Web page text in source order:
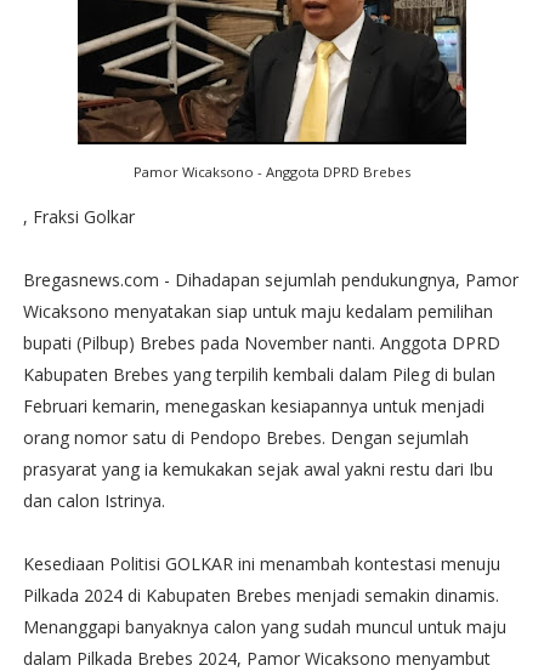
Pamor Wicaksono - Anggota DPRD Brebes
, Fraksi Golkar
Bregasnews.com - Dihadapan sejumlah pendukungnya, Pamor
Wicaksono menyatakan siap untuk maju kedalam pemilihan
bupati (Pilbup) Brebes pada November nanti. Anggota DPRD
Kabupaten Brebes yang terpilih kembali dalam Pileg di bulan
Februari kemarin, menegaskan kesiapannya untuk menjadi
orang nomor satu di Pendopo Brebes. Dengan sejumlah
prasyarat yang ia kemukakan sejak awal yakni restu dari Ibu
dan calon Istrinya.
Kesediaan Politisi GOLKAR ini menambah kontestasi menuju
Pilkada 2024 di Kabupaten Brebes menjadi semakin dinamis.
Menanggapi banyaknya calon yang sudah muncul untuk maju
dalam Pilkada Brebes 2024, Pamor Wicaksono menyambut